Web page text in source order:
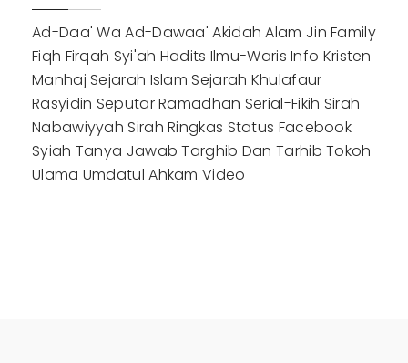
Ad-Daa' Wa Ad-Dawaa' Akidah Alam Jin Family
Fiqh Firqah Syi'ah Hadits Ilmu-Waris Info Kristen
Manhaj Sejarah Islam Sejarah Khulafaur
Rasyidin Seputar Ramadhan Serial-Fikih Sirah
Nabawiyyah Sirah Ringkas Status Facebook
Syiah Tanya Jawab Targhib Dan Tarhib Tokoh
Ulama Umdatul Ahkam Video